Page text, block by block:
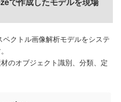
クトル画像解析モデルをシステ
のオブジェクト識別、分類、定